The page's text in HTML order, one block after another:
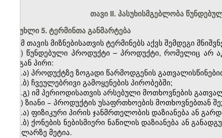
თავი II. პასუხისმგებლობა
მუხლი 5. ტერმინთა განმარტება
ამ თავის მიზნებისათვის ტერმინებს აქვს შემდეგი
ა) წუნდებული პროდუქტი – პროდუქტი, რომელიც არ
მისგან პირი:
ა.ა) პროდუქტზე ზოგადი წარმოდგენის
ა.ბ) ჩვეულებრივი გამოყენების პირობებში;
ა.გ) იმ პერიოდისათვის არსებული მოთხოვნების
ბ) ზიანი − პროდუქტის უსაფრთხოების მოთხოვნებთან
ბ.ა) ფიზიკური პირის ჯანმრთელობის დაზიანება ან
ბ.ბ) ქონების ნებისმიერი ნაწილის დაზიანება ან
300 ლარზე მეტია.